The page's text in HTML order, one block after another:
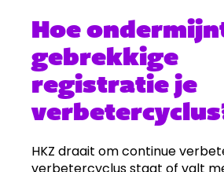
Hoe
gebrekkige
registratie je
HKZ draait om continue